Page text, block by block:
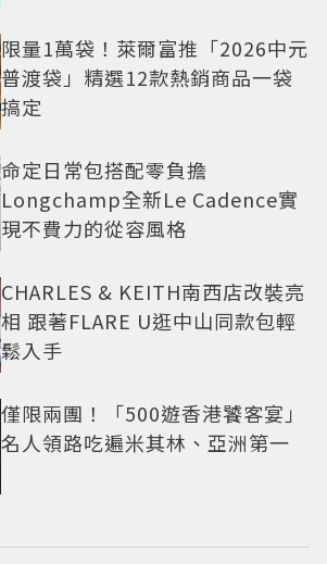
限量1萬袋！萊爾富推「2026中元
普渡袋」精選12款熱銷商品一袋
搞定
命定日常包搭配零負擔
Longchamp全新Le Cadence實
現不費力的從容風格
CHARLES & KEITH南西店改裝亮
相 跟著FLARE U逛中山同款包輕
鬆入手
僅限兩團！「500遊香港饕客宴」
名人領路吃遍米其林、亞洲第一